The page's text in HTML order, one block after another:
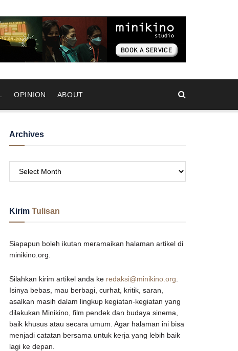
OPINION ABOUT
Archives
Kirim Tulisan
Siapapun boleh ikutan meramaikan halaman artikel di
minikino.org.
Silahkan kirim artikel anda ke redaksi@minikino.org
Isinya bebas, mau berbagi, curhat, kritik, saran,
asalkan masih dalam lingkup kegiatan-kegiatan yang
dilakukan Minikino, film pendek dan budaya sinema,
baik khusus atau secara umum. Agar halaman ini bisa
menjadi catatan bersama untuk kerja yang lebih baik
lagi ke depan.